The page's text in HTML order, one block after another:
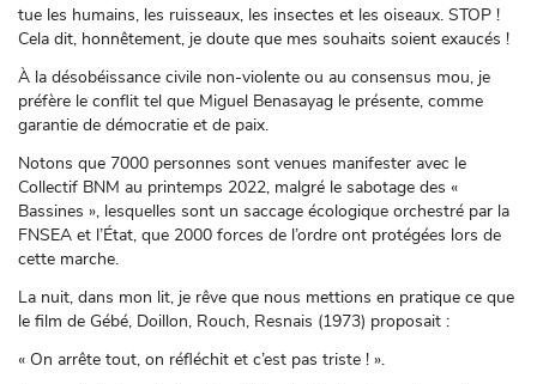
tue les humains, les ruisseaux, les insectes et les oiseaux. STOP !
Cela dit, honnêtement, je doute que mes souhaits soient exaucés !
À la désobéissance civile non-violente ou au consensus mou, je
préfère le conflit tel que Miguel Benasayag le présente, comme
garantie de démocratie et de paix.
Notons que 7000 personnes sont venues manifester avec le
Collectif BNM au printemps 2022, malgré le sabotage des «
Bassines », lesquelles sont un saccage écologique orchestré par la
FNSEA et l’État, que 2000 forces de l’ordre ont protégées lors de
cette marche.
La nuit, dans mon lit, je rêve que nous mettions en pratique ce que
le film de Gébé, Doillon, Rouch, Resnais (1973) proposait :
« On arrête tout, on réfléchit et c’est pas triste ! ».